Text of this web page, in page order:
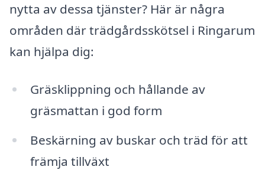
nytta av dessa tjänster? Här är några
områden där trädgårdsskötsel i Ringarum
kan hjälpa dig:
Gräsklippning och hållande av
gräsmattan i god form
Beskärning av buskar och träd för att
främja tillväxt